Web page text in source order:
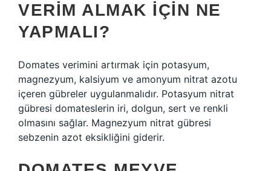
VERIM ALMAK IÇIN NE
YAPMALI?
Domates verimini artırmak için potasyum,
magnezyum, kalsiyum ve amonyum nitrat azotu
içeren gübreler uygulanmalıdır. Potasyum nitrat
gübresi domateslerin iri, dolgun, sert ve renkli
olmasını sağlar. Magnezyum nitrat gübresi
sebzenin azot eksikliğini giderir.